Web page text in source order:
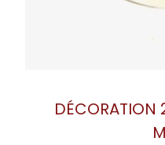
DÉCORATION